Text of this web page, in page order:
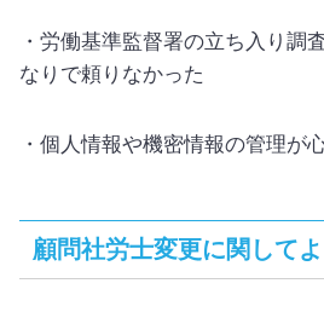
・労働基準監督署の立ち入り調
なりで頼りなかった
・個人情報や機密情報の管理が
顧問社労士変更に関して